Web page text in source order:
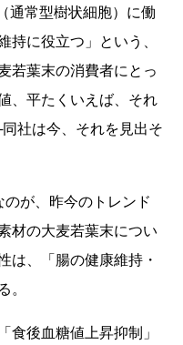
通常型樹状細胞）に働
に役立つ」という、
若葉末の消費者にとっ
、平たくいえば、それ
社は今、それを見出そ
が、昨今のトレンド
材の大麦若葉末につい
は、「腸の健康維持・
後血糖値上昇抑制」